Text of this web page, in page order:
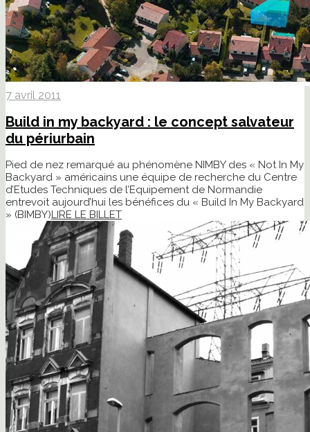
7 avril 2011
Build in my backyard : le concept salvateur
du périurbain
Pied de nez remarqué au phénomène NIMBY des « Not In My
Backyard » américains une équipe de recherche du Centre
d’Etudes Techniques de l’Equipement de Normandie
entrevoit aujourd’hui les bénéfices du « Build In My Backyard
» (BIMBY)LIRE LE BILLET